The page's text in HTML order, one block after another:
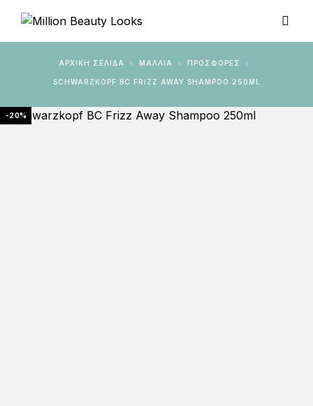
ΑΡΧΙΚΉ ΣΕΛΊΔΑ ΜΑΛΛΙΑ ΠΡΟΣΦΟΡΈΣ
SCHWARZKOPF BC FRIZZ AWAY SHAMPOO 250ML
-20%